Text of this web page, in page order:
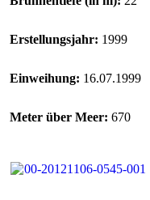
Erstellungsjahr: 1999
Einweihung: 16.07.1999
Meter über Meer:670